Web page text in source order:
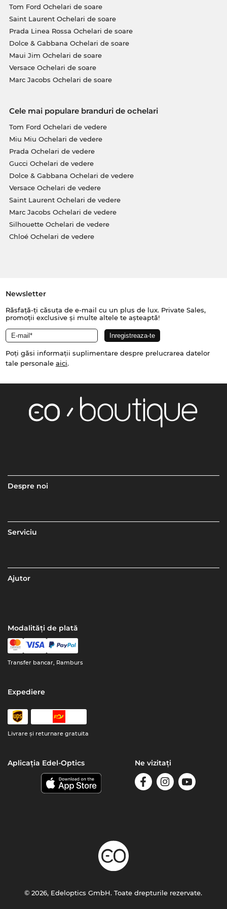
Tom Ford Ochelari de soare
Saint Laurent Ochelari de soare
Prada Linea Rossa Ochelari de soare
Dolce & Gabbana Ochelari de soare
Maui Jim Ochelari de soare
Versace Ochelari de soare
Marc Jacobs Ochelari de soare
Cele mai populare branduri de ochelari
Tom Ford Ochelari de vedere
Miu Miu Ochelari de vedere
Prada Ochelari de vedere
Gucci Ochelari de vedere
Dolce & Gabbana Ochelari de vedere
Versace Ochelari de vedere
Saint Laurent Ochelari de vedere
Marc Jacobs Ochelari de vedere
Silhouette Ochelari de vedere
Chloé Ochelari de vedere
Newsletter
Răsfață-ți căsuța de e-mail cu un plus de lux. Private Sales,
promoții exclusive și multe altele te așteaptă!
Poți găsi informații suplimentare despre prelucrarea datelor
tale personale aici.
Despre noi
Serviciu
Ajutor
Modalități de plată
Transfer bancar, Ramburs
Expediere
Livrare şi returnare gratuita
Aplicația Edel-Optics Ne vizitați
© 2026, Edeloptics GmbH. Toate drepturile rezervate.